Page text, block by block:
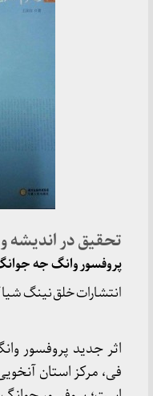
تحقیق در اندیشه
پروفسور وانگ جه
انتشارات خلق نینگ
اثر جدید پروفسور
فی، مرکز استان